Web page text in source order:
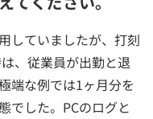
していましたが、打刻
、従業員が出勤と退
端な例では1ヶ月分を
でした。PCのログと